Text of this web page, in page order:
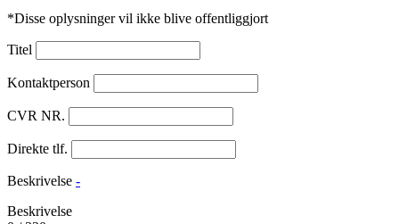
*Disse oplysninger vil ikke blive offentliggjort
Titel
Kontaktperson
CVR NR.
Direkte tlf.
Beskrivelse -
Beskrivelse